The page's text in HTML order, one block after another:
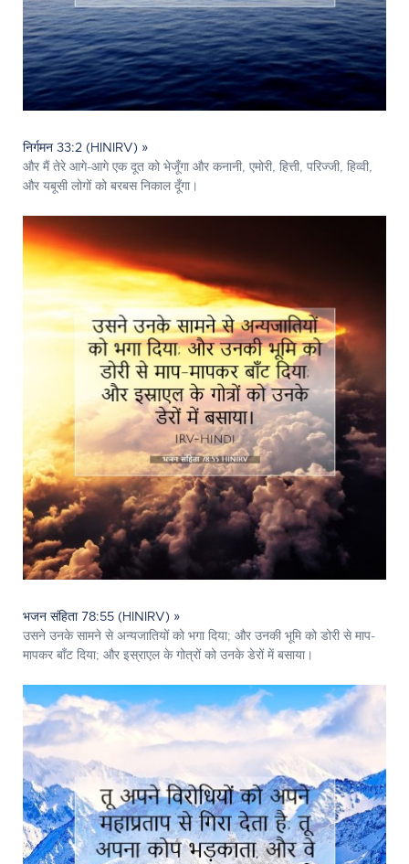
निर्गमन 33:2 (HINIRV) »
और मैं तेरे आगे-आगे एक दूत को भेजूँगा और कनानी, एमोरी, हित्ती, परिज्जी, हिव्वी,
और यबूसी लोगों को बरबस निकाल दूँगा।
भजन संहिता 78:55 (HINIRV) »
उसने उनके सामने से अन्यजातियों को भगा दिया; और उनकी भूमि को डोरी से माप-
मापकर बाँट दिया; और इस्राएल के गोत्रों को उनके डेरों में बसाया।